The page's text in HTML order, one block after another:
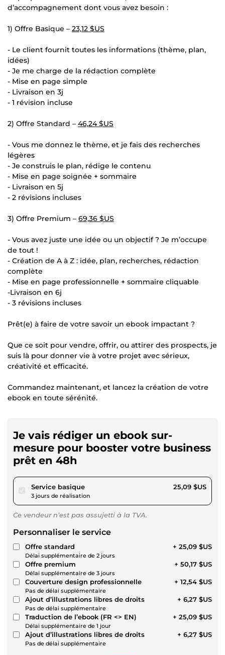
d’accompagnement dont vous avez besoin :
1) Offre Basique – 23,12 $US
- Le client fournit toutes les informations (thème, plan,
idées)
- Je me charge de la rédaction complète
- Mise en page simple
- Livraison en 3j
- 1 révision incluse
2) Offre Standard – 46,24 $US
- Vous me donnez le thème, et je fais des recherches
légères
- Je construis le plan, rédige le contenu
- Mise en page soignée + sommaire
- Livraison en 5j
- 2 révisions incluses
3) Offre Premium – 69,36 $US
- Vous avez juste une idée ou un objectif ? Je m’occupe
de tout !
- Création de A à Z : idée, plan, recherches, rédaction
complète
- Mise en page professionnelle + sommaire cliquable
-Livraison en 6j
- 3 révisions incluses
Prêt(e) à faire de votre savoir un ebook impactant ?
Que ce soit pour vendre, offrir, ou attirer des prospects, je
suis là pour donner vie à votre projet avec sérieux,
créativité et efficacité.
Commandez maintenant, et lancez la création de votre
ebook en toute sérénité.
Je vais rédiger un ebook sur-
mesure pour booster votre business
prêt en 48h
Service basiquepour 23,12 $US
3 jours de réalisation
25,09 $US
Ce vendeur n’est pas assujetti à la TVA.
Personnaliser le service
Offre standard
Délai supplémentaire de 2 jours
+ 25,09 $US
Offre premium
Délai supplémentaire de 3 jours
+ 50,17 $US
Couverture design professionnelle
Pas de délai supplémentaire
+ 12,54 $US
Ajout d’illustrations libres de droits
Pas de délai supplémentaire
+ 6,27 $US
Traduction de l’ebook (FR <> EN)
Délai supplémentaire de 1 jour
+ 25,09 $US
Ajout d’illustrations libres de droits
Pas de délai supplémentaire
+ 6,27 $US